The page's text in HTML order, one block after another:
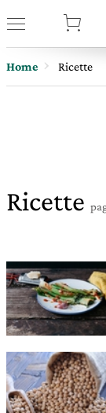
Home Ricette
Ricette